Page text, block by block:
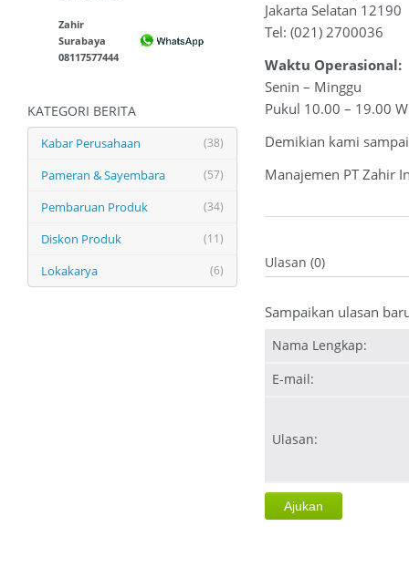
Zahir
Surabaya
08117577444
KATEGORI BERITA
(38)
Kabar Perusahaan
(57)
Pameran & Sayembara
(34)
Pembaruan Produk
(11)
Diskon Produk
(6)
Lokakarya
Jakarta Selatan 12190
Tel: (021) 2700036
Waktu Operasional:
Senin – Minggu
Pukul 10.00 – 19.00
Demikian kami
Manajemen PT Zahir
Ulasan (0)
Sampaikan ulasan
Nama Lengkap:
E-mail:
Ulasan: